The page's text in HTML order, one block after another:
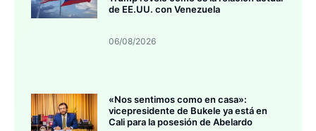
de EE.UU. con Venezuela
06/08/2026
«Nos sentimos como en casa»:
vicepresidente de Bukele ya está en
Cali para la posesión de Abelardo